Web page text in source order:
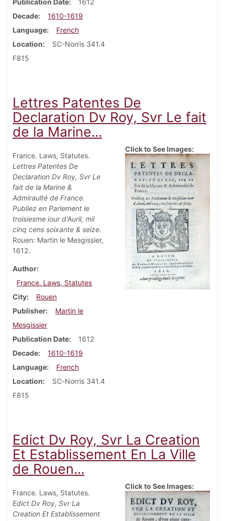
Publication Date
1612
Decade
1610-1619
Language
French
Location
SC-Norris 341.4
F815
Lettres Patentes De
Declaration Dv Roy, Svr Le fait
de la Marine...
France. Laws, Statutes.
Lettres Patentes De
Declaration Dv Roy, Svr Le
fait de la Marine &
Admiraulté de France.
Publiez en Parlement le
troisiesme iour d'Auril, mil
cinq cens soixante & seize.
Rouen: Martin le Mesgissier,
1612.
Author
France. Laws, Statutes
City
Rouen
Publisher
Martin le
Mesgissier
Publication Date
1612
Decade
1610-1619
Language
French
Location
SC-Norris 341.4
F815
Click to See Images:
Edict Dv Roy, Svr La Creation
Et Establissement En La Ville
de Rouen...
France. Laws, Statutes.
Edict Dv Roy, Svr La
Creation Et Establissement
Click to See Images: